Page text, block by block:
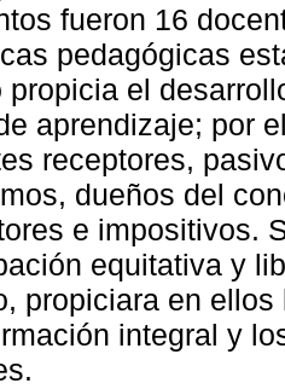
fueron 16
pedagógicas
propicia el
aprendizaje; por
receptores,
dueños del
e impositivos.
equitativa y
propiciara en
integral y